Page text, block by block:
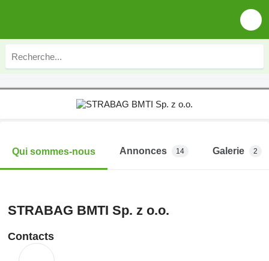
Qui sommes-nous Annonces 14 Galerie 2
STRABAG BMTI Sp. z o.o.
Contacts